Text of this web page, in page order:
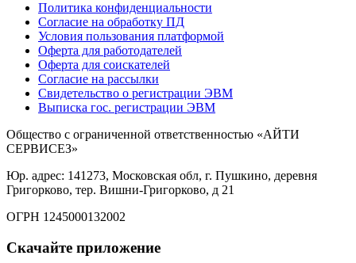
Политика конфиденциальности
Согласие на обработку ПД
Условия пользования платформой
Оферта для работодателей
Оферта для соискателей
Согласие на рассылки
Свидетельство о регистрации ЭВМ
Выписка гос. регистрации ЭВМ
Общество с ограниченной ответственностью «АЙТИ
СЕРВИСЕЗ»
Юр. адрес: 141273, Московская обл, г. Пушкино, деревня
Григорково, тер. Вишни-Григорково, д 21
ОГРН 1245000132002
Скачайте приложение